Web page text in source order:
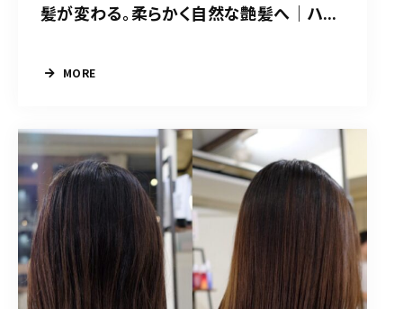
髪が変わる。柔らかく自然な艶髪へ｜ハ...
MORE